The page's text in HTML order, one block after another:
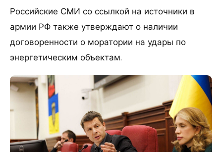
Российские СМИ со ссылкой на источники в
армии РФ также утверждают о наличии
договоренности о моратории на удары по
энергетическим объектам.